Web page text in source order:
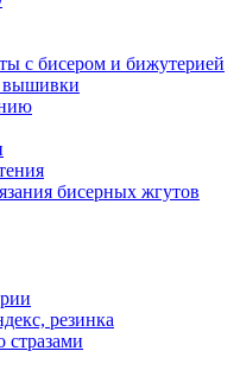
с бисером и бижутерией
вышивки
бисерных жгутов
резинка
стразами